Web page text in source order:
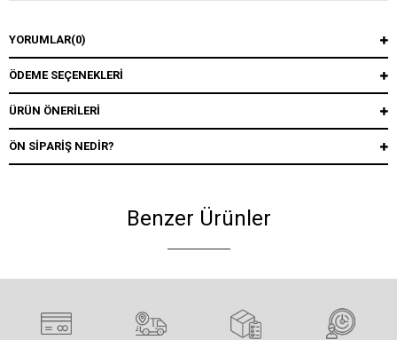
YORUMLAR(0)
ÖDEME SEÇENEKLERI
ÜRÜN ÖNERILERI
ÖN SIPARIŞ NEDIR?
Benzer Ürünler